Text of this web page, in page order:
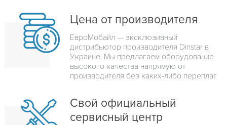
Цена от производителя
ЕвроМобайл — эксклюзивный
дистрибьютор производителя Dinstar в
Украине. Мы предлагаем оборудование
высокого качества напрямую от
производителя без каких-либо переплат
Свой официальный
сервисный центр